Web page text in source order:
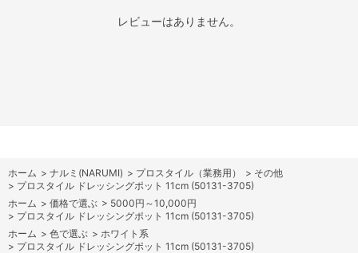
レビューはありません。
ホーム > ナルミ(NARUMI) > プロスタイル（業務用） > その他
> プロスタイル ドレッシングポット 11cm (50131-3705)
ホーム > 価格で選ぶ > 5000円～10,000円
> プロスタイル ドレッシングポット 11cm (50131-3705)
ホーム > 色で選ぶ > ホワイト系
> プロスタイル ドレッシングポット 11cm (50131-3705)